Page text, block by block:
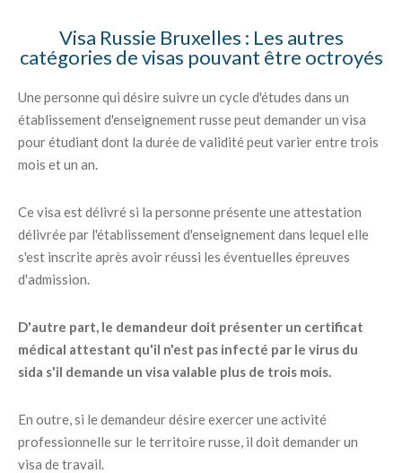
Visa Russie Bruxelles : Les autres
catégories de visas pouvant être octroyés
Une personne qui désire suivre un cycle d'études dans un
établissement d'enseignement russe peut demander un visa
pour étudiant dont la durée de validité peut varier entre trois
mois et un an.
Ce visa est délivré si la personne présente une attestation
délivrée par l'établissement d'enseignement dans lequel elle
s'est inscrite après avoir réussi les éventuelles épreuves
d'admission.
D'autre part, le demandeur doit présenter un certificat
médical attestant qu'il n'est pas infecté par le virus du
sida s'il demande un visa valable plus de trois mois.
En outre, si le demandeur désire exercer une activité
professionnelle sur le territoire russe, il doit demander un
visa de travail.